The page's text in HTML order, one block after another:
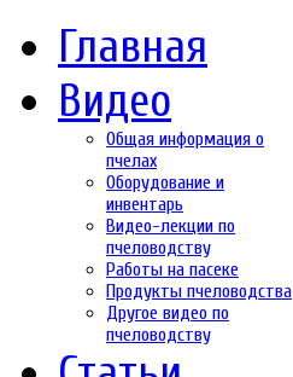
Главная
Видео
Общая информация о
пчелах
Оборудование и
инвентарь
Видео-лекции по
пчеловодству
Работы на пасеке
Продукты пчеловодства
Другое видео по
пчеловодству